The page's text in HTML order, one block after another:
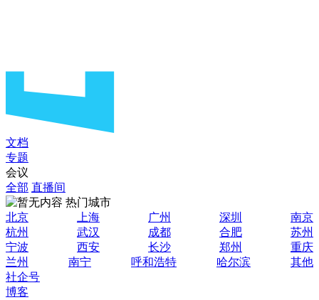
文档
专题
会议
全部 直播间
热门城市
北京
上海 广州 深圳
南京
杭州
武汉 成都 合肥
苏州
宁波
西安 长沙 郑州
重庆
兰州
南宁 呼和浩特 哈尔滨
其他
社企号
博客